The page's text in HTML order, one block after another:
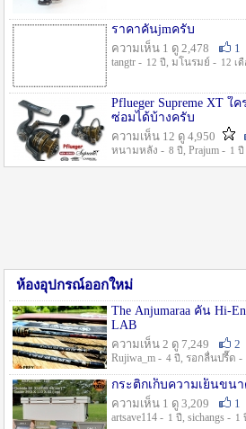
ราคาคันjmครับ
ความเห็น 1 ดู 2,478
1
tangtr - 12 ปี , มโนรมย์ - 12 เ
Pflueger Supreme XT
ซ่อมได้บ้างครับ
ความเห็น 12 ดู 4,950
หนามหลัง - 8 ปี , Prajum - 1 ปี
ห้องอุปกรณ์ออกใหม่
The Anjumaraa คัน Hi-
LAB
ความเห็น 2 ดู 7,249
2
Rujiwa_m - 4 ปี , รอกลื่นปรื๊ด -
กระติกเก็บความเย็นขนา
ความเห็น 1 ดู 3,209
1
artsave114 - 1 ปี , sichangs - 1